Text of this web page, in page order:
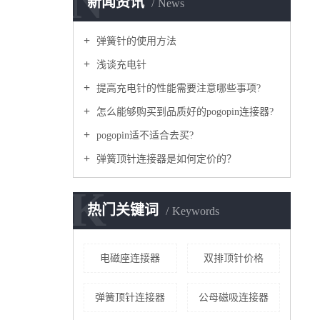
News
弹簧针的使用方法
浅谈充电针
提高充电针的性能需要注意哪些事项?
怎么能够购买到品质好的pogopin连接器?
pogopin适不适合去买?
弹簧顶针连接器是如何定价的？
热门关键词 Keywords
K
电磁座连接器 双排顶针价格
弹簧顶针连接器 公母磁吸连接器